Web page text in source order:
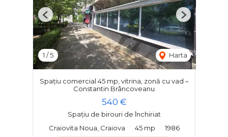
1 /5 Harta
Previous Next
Spațiu comercial 45 mp, vitrina, zonă cu vad –
Constantin Brâncoveanu
540 €
Spațiu de birouri de închiriat
Craiovita Noua, Craiova
45 mp 1986